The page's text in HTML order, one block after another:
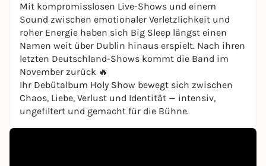
Mit kompromisslosen Live-Shows und einem
Sound zwischen emotionaler Verletzlichkeit und
roher Energie haben sich Big Sleep längst einen
Namen weit über Dublin hinaus erspielt. Nach ihren
letzten Deutschland-Shows kommt die Band im
November zurück 🔥
Ihr Debütalbum Holy Show bewegt sich zwischen
Chaos, Liebe, Verlust und Identität — intensiv,
ungefiltert und gemacht für die Bühne.